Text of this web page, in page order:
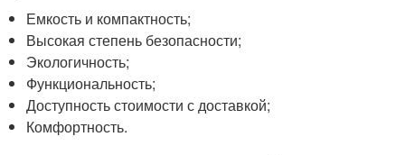
Емкость и компактность;
Высокая степень безопасности;
Экологичность;
Функциональность;
Доступность стоимости с доставкой;
Комфортность.